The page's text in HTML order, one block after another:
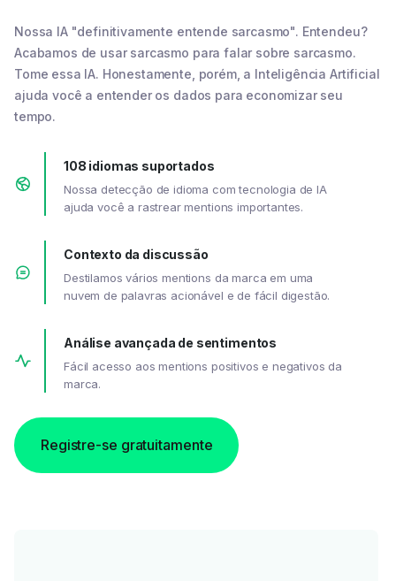
Nossa IA "definitivamente entende sarcasmo". Entendeu?
Acabamos de usar sarcasmo para falar sobre sarcasmo.
Tome essa IA. Honestamente, porém, a Inteligência Artificial
ajuda você a entender os dados para economizar seu
tempo.
108 idiomas suportados
Nossa detecção de idioma com tecnologia de IA
ajuda você a rastrear mentions importantes.
Contexto da discussão
Destilamos vários mentions da marca em uma
nuvem de palavras acionável e de fácil digestão.
Análise avançada de sentimentos
Fácil acesso aos mentions positivos e negativos da
marca.
Registre-se gratuitamente